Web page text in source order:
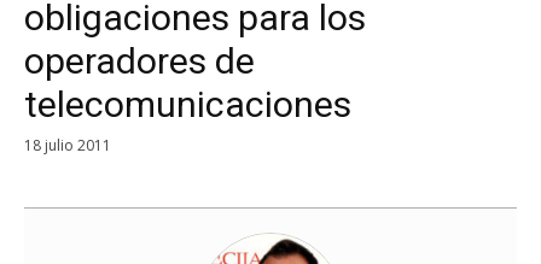
obligaciones para los
operadores de
telecomunicaciones
18 julio 2011